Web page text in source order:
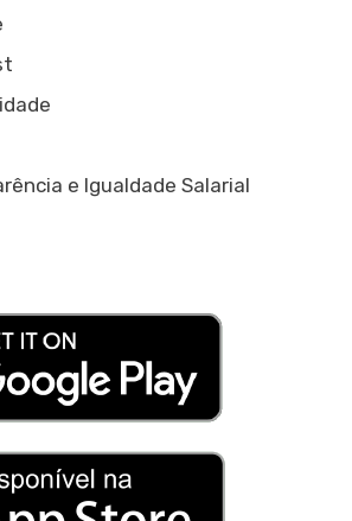
e Igualdade Salarial